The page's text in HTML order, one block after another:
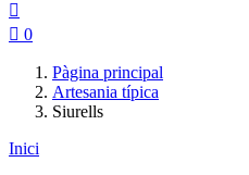

 0
Pàgina principal
Artesania típica
Siurells
Inici